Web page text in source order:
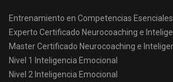
Entrenamiento en Competencias Esenciales
Experto Certificado Neurocoaching e
Master Certificado Neurocoaching e
Nivel 1 Inteligencia Emocional
Nivel 2 Inteligencia Emocional